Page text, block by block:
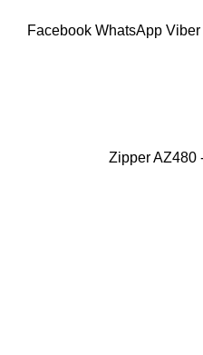
Facebook WhatsApp Viber